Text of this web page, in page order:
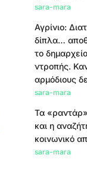
sara-mara
Αγρίνιο:
δίπλα…
το
ντροπής.
αρμόδιους
sara-mara
Τα
και η
κοινωνικό
sara-mara